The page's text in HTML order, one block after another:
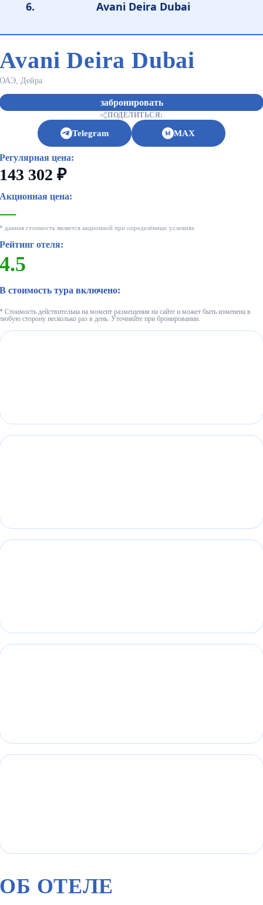
Avani Deira Dubai
Avani Deira Dubai
ОАЭ, Дейра
забронировать
ПОДЕЛИТЬСЯ:
Telegram MAX
Регулярная цена:
143 302 ₽
Акционная цена:
—
* данная стоимость является акционной при определённых условиях
Рейтинг отеля:
4.5
В стоимость тура включено:
* Стоимость действительна на момент размещения на сайте и может быть изменена в
любую сторону несколько раз в день. Уточняйте при бронировании.
ОБ ОТЕЛЕ